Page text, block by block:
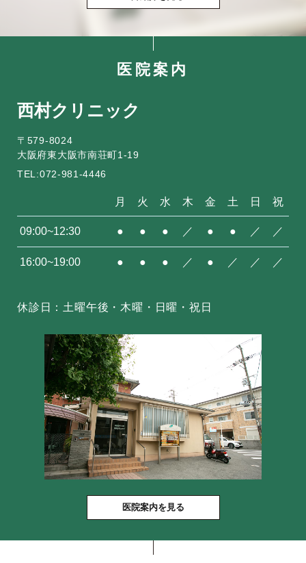
医院案内
西村クリニック
〒579-8024
大阪府東大阪市南荘町1-19
TEL:072-981-4446
月 火 水 木 金 土 日 祝
09:00~12:30 ● ● ● ／ ● ● ／ ／
16:00~19:00 ● ● ● ／ ● ／ ／ ／
休診日：土曜午後・木曜・日曜・祝日
医院案内を見る